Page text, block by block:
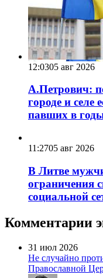
12:0305 авг 2026
А.Петрович:
городе и селе
павших в
11:2705 авг 2026
В Литве
ограничения
социальной
Комментарии
31 июл 2026
Не случайно
Православной